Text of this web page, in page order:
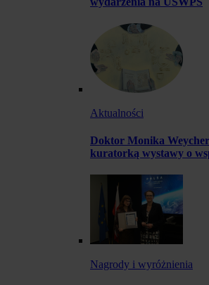
Aktualności
Doktor Monika
kuratorką wystawy o
Nagrody i wyróżnienia